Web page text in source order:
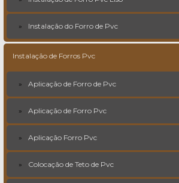
Instalação do Forro de Pvc
Instalação de Forros Pvc
Aplicação de Forro de Pvc
Aplicação de Forro Pvc
Aplicação Forro Pvc
Colocação de Teto de Pvc